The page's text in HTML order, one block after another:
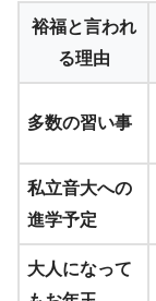
裕福と言われ
る理由
多数の習い事
私立音大への
進学予定
大人になって